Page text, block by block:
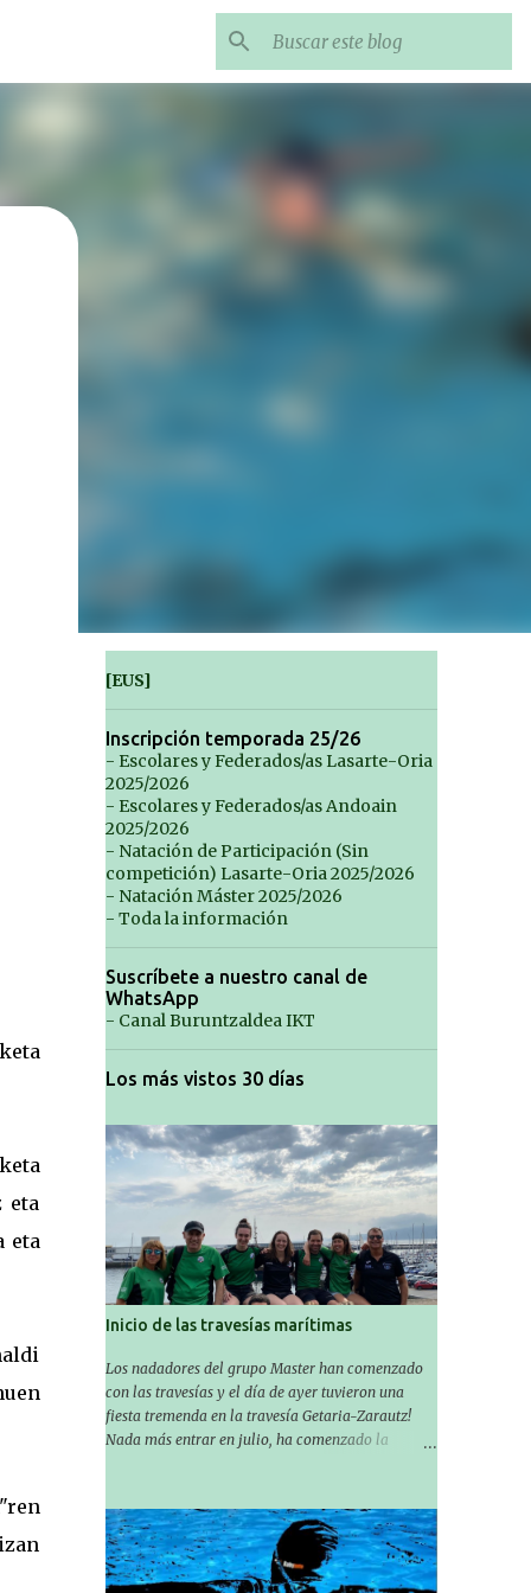
eta
eta
[EUS]
Inscripción temporada 25/26
- Escolares y Federados/as Lasarte-Oria
2025/2026
- Escolares y Federados/as Andoain
2025/2026
- Natación de Participación (Sin
competición) Lasarte-Oria 2025/2026
- Natación Máster 2025/2026
- Toda la información
Suscríbete a nuestro canal de
WhatsApp
- Canal Buruntzaldea IKT
Los más vistos 30 días
Inicio de las travesías marítimas
Los nadadores del grupo Master han comenzado
con las travesías y el día de ayer tuvieron una
fiesta tremenda en la travesía Getaria-Zarautz!
Nada más entrar en julio, ha comenzado la
Masters de nuestro equipo! En esta ocasión han
empezado a participar más tarde, pero ya han
estado en tres citas y están muy contentos,
esperando la fecha de su próxima cita. Para